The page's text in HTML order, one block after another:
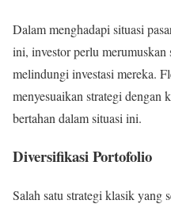
Dalam menghadapi situasi
ini, investor perlu
melindungi investasi mereka.
menyesuaikan strategi dengan
bertahan dalam situasi ini.
Diversifikasi Portofolio
Salah satu strategi klasik yang